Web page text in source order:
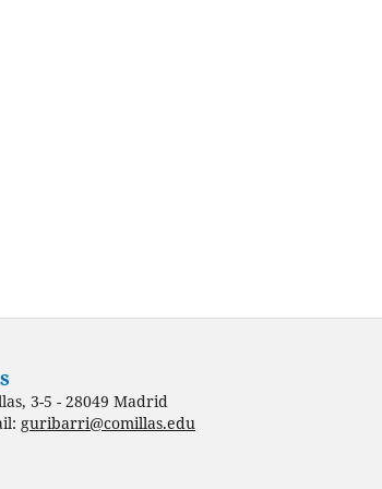
3-5 - 28049 Madrid
guribarri@comillas.edu